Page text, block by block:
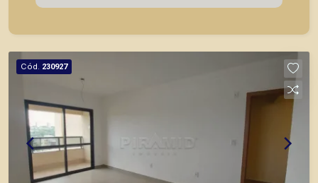
imóveis prontos, usados ou mesmo nos
Cód. 230927